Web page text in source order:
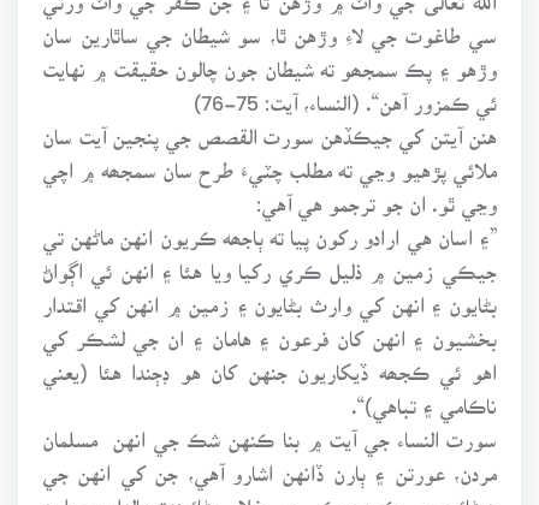
سي طاغوت جي لاءِ وڙهن ٿا، سو شيطان جي ساٿارين سان
وڙهو ۽ پڪ سمجھو ته شيطان جون چالون حقيقت ۾ نهايت
ئي ڪمزور آهن“. (النساء، آيت: 75-76)
هنن آيتن کي جيڪڏهن سورت القصص جي پنجين آيت سان
ملائي پڙهيو وڃي ته مطلب چٽيءَ طرح سان سمجھه ۾ اچي
وڃي ٿو. ان جو ترجمو هي آهي:
”۽ اسان هي ارادو رکون پيا ته ٻاجھه ڪريون انهن ماڻهن تي
جيڪي زمين ۾ ذليل ڪري رکيا ويا هئا ۽ انهن ئي اڳواڻ
بڻايون ۽ انهن کي وارث بڻايون ۽ زمين ۾ انهن کي اقتدار
بخشيون ۽ انهن کان فرعون ۽ هامان ۽ ان جي لشڪر کي
اهو ئي ڪجھه ڏيکاريون جنهن کان هو ڊڄندا هئا (يعني
ناڪامي ۽ تباهي)“.
سورت النساء جي آيت ۾ بنا ڪنهن شڪ جي انهن مسلمان
مردن، عورتن ۽ ٻارن ڏانهن اشارو آهي، جن کي انهن جي
هيڻائپ جي ڪري مڪي جي غلام بڻائيندڙ مالدار سردارن